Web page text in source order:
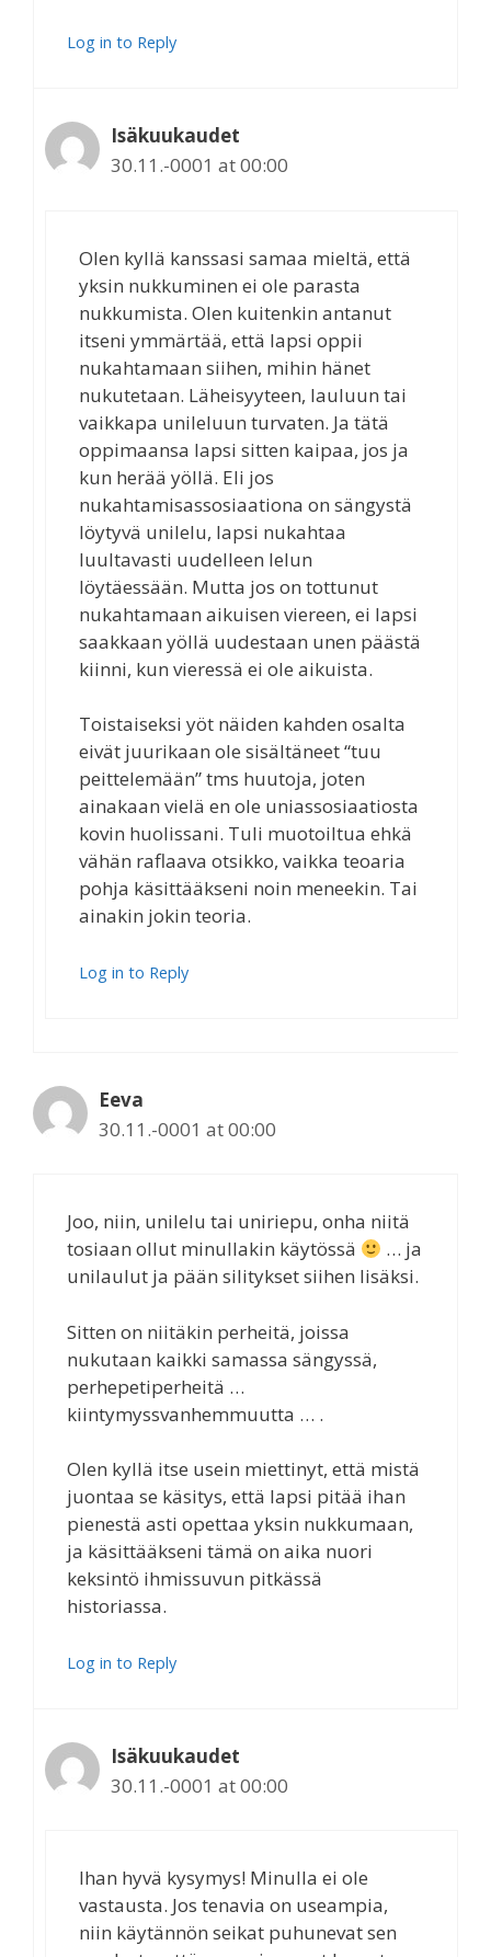
Log in to Reply
Isäkuukaudet
30.11.-0001 at 00:00
Olen kyllä kanssasi samaa mieltä, että
yksin nukkuminen ei ole parasta
nukkumista. Olen kuitenkin antanut
itseni ymmärtää, että lapsi oppii
nukahtamaan siihen, mihin hänet
nukutetaan. Läheisyyteen, lauluun tai
vaikkapa unileluun turvaten. Ja tätä
oppimaansa lapsi sitten kaipaa, jos ja
kun herää yöllä. Eli jos
nukahtamisassosiaationa on sängystä
löytyvä unilelu, lapsi nukahtaa
luultavasti uudelleen lelun
löytäessään. Mutta jos on tottunut
nukahtamaan aikuisen viereen, ei lapsi
saakkaan yöllä uudestaan unen päästä
kiinni, kun vieressä ei ole aikuista.
Toistaiseksi yöt näiden kahden osalta
eivät juurikaan ole sisältäneet “tuu
peittelemään” tms huutoja, joten
ainakaan vielä en ole uniassosiaatiosta
kovin huolissani. Tuli muotoiltua ehkä
vähän raflaava otsikko, vaikka teoaria
pohja käsittääkseni noin meneekin. Tai
ainakin jokin teoria.
Log in to Reply
Eeva
30.11.-0001 at 00:00
Joo, niin, unilelu tai uniriepu, onha niitä
tosiaan ollut minullakin käytössä
… ja
unilaulut ja pään silitykset siihen lisäksi.
Sitten on niitäkin perheitä, joissa
nukutaan kaikki samassa sängyssä,
perhepetiperheitä …
kiintymyssvanhemmuutta … .
Olen kyllä itse usein miettinyt, että mistä
juontaa se käsitys, että lapsi pitää ihan
pienestä asti opettaa yksin nukkumaan,
ja käsittääkseni tämä on aika nuori
keksintö ihmissuvun pitkässä
historiassa.
Log in to Reply
Isäkuukaudet
30.11.-0001 at 00:00
Ihan hyvä kysymys! Minulla ei ole
vastausta. Jos tenavia on useampia,
niin käytännön seikat puhunevat sen